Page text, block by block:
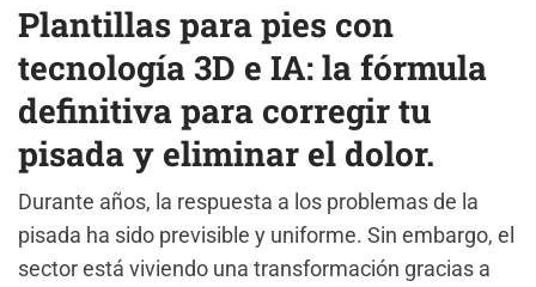
Plantillas para pies con
tecnología 3D e IA: la fórmula
definitiva para corregir tu
pisada y eliminar el dolor.
Durante años, la respuesta a los problemas de la
pisada ha sido previsible y uniforme. Sin embargo, el
sector está viviendo una transformación gracias a